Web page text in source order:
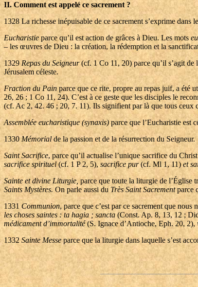
II. Comment est appelé ce sacrement ?
1328 La richesse inépuisable de ce sacrement s’exprime
Eucharistie parce qu’il est action de grâces à Dieu. Les mots
– les œuvres de Dieu : la création, la rédemption et la
1329 Repas du Seigneur(cf. 1 Co 11, 20) parce qu’il s’agit de
Jérusalem céleste.
Fraction du Pain parce que ce rite, propre au repas juif, a été
26, 26 ; 1 Co 11, 24). C’est à ce geste que les disciples le
(cf. Ac 2, 42. 46 ; 20, 7. 11). Ils signifient par là que tous
Assemblée eucharistique (synaxis) parce que l’Eucharistie est
1330Mémorial de la passion et de la résurrection du Seigneur.
Saint Sacrifice, parce qu’il actualise l’unique sacrifice du
sacrifice spirituel(cf. 1 P 2, 5), sacrifice pur(cf. Ml 1, 11)et
Sainte et divine Liturgie, parce que toute la liturgie de l’Église
Saints Mystères. On parle aussi du Très Saint Sacrementparce
1331 Communion, parce que c’est par ce sacrement que
les choses saintes : ta hagia ; sancta(Const. Ap. 8, 13, 12 ;
médicament d’immortalité(S. Ignace d’Antioche, Eph. 20, 2),
1332 Sainte Messe parce que la liturgie dans laquelle s’est